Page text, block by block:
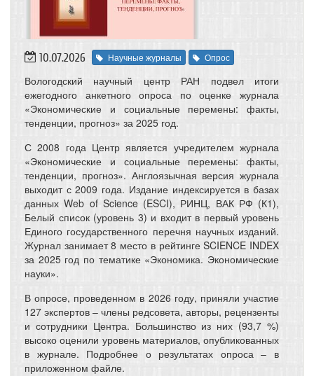
10.07.2026 Научные журналы Опрос
Вологодский научный центр РАН подвел итоги
ежегодного анкетного опроса по оценке журнала
«Экономические и социальные перемены: факты,
тенденции, прогноз» за 2025 год.
С 2008 года Центр является учредителем журнала
«Экономические и социальные перемены: факты,
тенденции, прогноз». Англоязычная версия журнала
выходит с 2009 года. Издание индексируется в базах
данных Web of Science (ESCI), РИНЦ, ВАК РФ (К1),
Белый список (уровень 3) и входит в первый уровень
Единого государственного перечня научных изданий.
Журнал занимает 8 место в рейтинге SCIENCE INDEX
за 2025 год по тематике «Экономика. Экономические
науки».
В опросе, проведенном в 2026 году, приняли участие
127 экспертов – члены редсовета, авторы, рецензенты
и сотрудники Центра. Большинство из них (93,7 %)
высоко оценили уровень материалов, опубликованных
в журнале. Подробнее о результатах опроса – в
приложенном файле.